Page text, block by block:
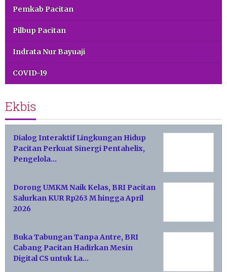
Pemkab Pacitan
Pilbup Pacitan
Indrata Nur Bayuaji
COVID-19
Ekbis
Dialog Interaktif Lingkungan Hidup
Pacitan Perkuat Sinergi Pentahelix,
Pengelola…
Dorong UMKM Naik Kelas, BRI Pacitan
Salurkan KUR Rp263 M hingga April
2026
Buka Tabungan Tanpa Antre, BRI
Cabang Pacitan Hadirkan Mesin
Digital CS untuk La…